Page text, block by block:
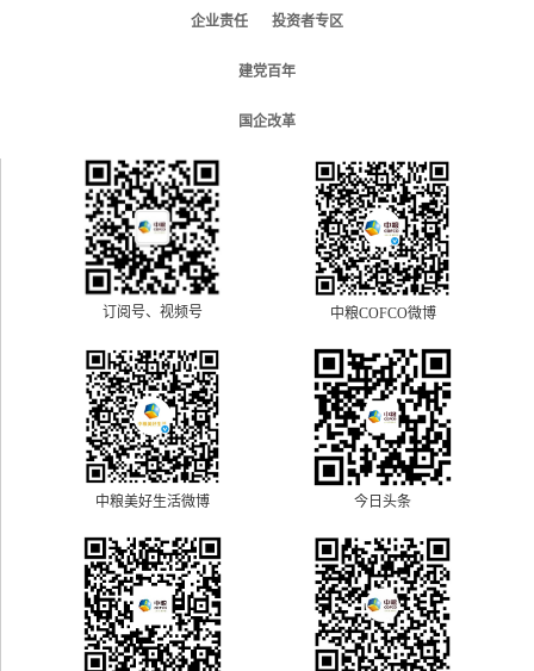
企业责任 投资者专区
建党百年
国企改革
订阅号、视频号 中粮COFCO微博
中粮美好生活微博 今日头条